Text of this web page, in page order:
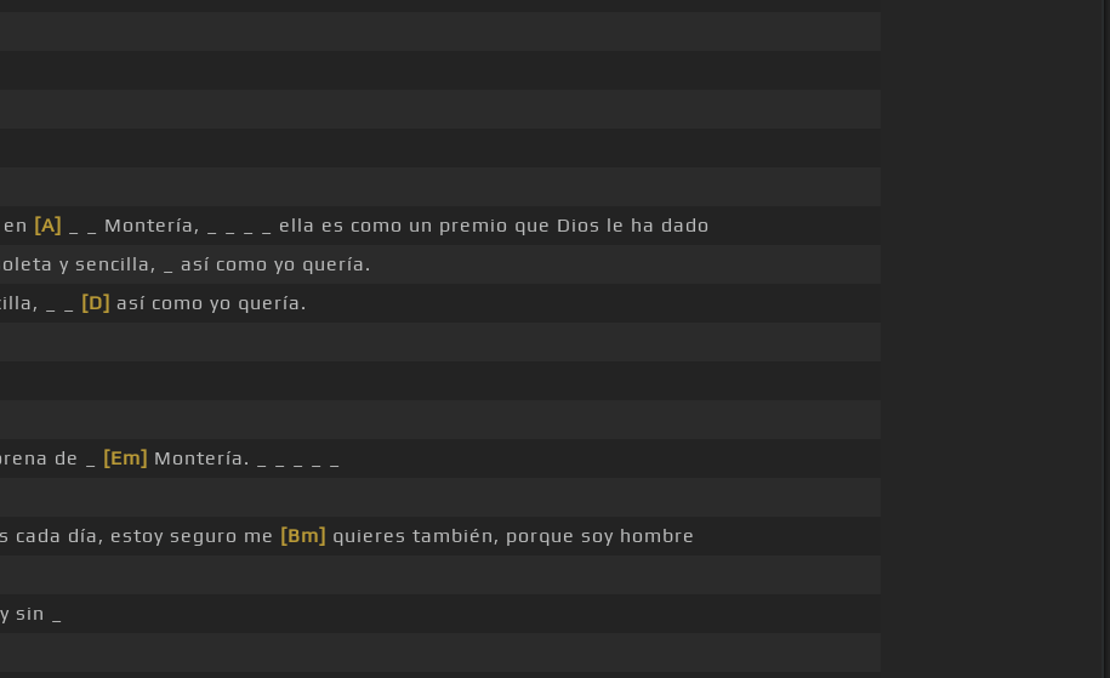
[A]
_ _ Montería, _ _ _ _ ella es como un premio que Dios le ha dado
y sencilla, _ así como yo quería.
_ _ [D] así como yo quería.
de _ [Em] Montería. _ _ _ _ _
cada día, estoy seguro me [Bm] quieres también, porque soy hombre
sin _